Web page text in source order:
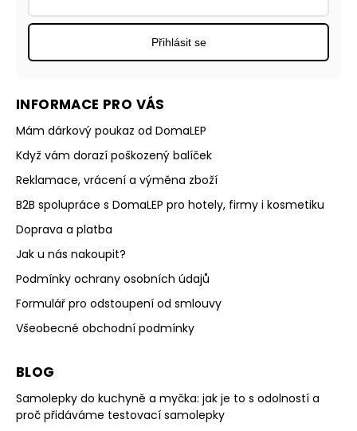
INFORMACE PRO VÁS
Mám dárkový poukaz od DomaLEP
Když vám dorazí poškozený balíček
Reklamace, vrácení a výměna zboží
B2B spolupráce s DomaLEP pro hotely, firmy i kosmetiku
Doprava a platba
Jak u nás nakoupit?
Podmínky ochrany osobních údajů
Formulář pro odstoupení od smlouvy
Všeobecné obchodní podmínky
BLOG
Samolepky do kuchyně a myčka: jak je to s odolností a
proč přidáváme testovací samolepky
Přihlásit se